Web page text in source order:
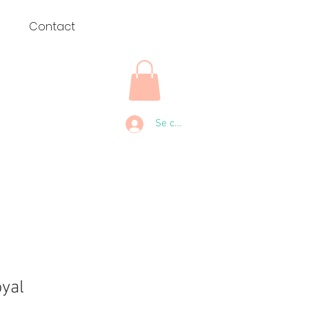
Contact
Se connecter